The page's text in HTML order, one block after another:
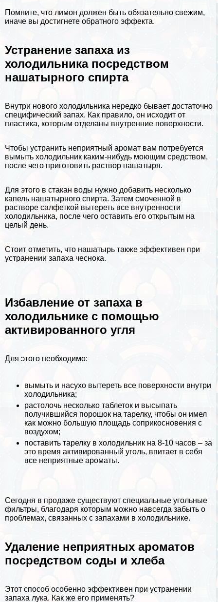
Помните, что лимон должен быть обязательно свежим,
иначе вы достигнете обратного эффекта.
Устранение запаха из
холодильника посредством
нашатырного спирта
Внутри нового холодильника нередко бывает достаточно
специфический запах. Как правило, он исходит от
пластика, которым отделаны внутренние поверхности.
Чтобы устранить неприятный аромат вам потребуется
вымыть холодильник каким-нибудь моющим средством,
после чего приготовить раствор нашатыря.
Для этого в стакан воды нужно добавить несколько
капель нашатырного спирта. Затем смоченной в
растворе салфеткой вытереть все внутренности
холодильника, после чего оставить его открытым на
целый день.
Стоит отметить, что нашатырь также эффективен при
устранении запаха чеснока.
Избавление от запаха в
холодильнике с помощью
активированного угля
Для этого необходимо:
вымыть и насухо вытереть все поверхности внутри
холодильника;
растолочь несколько таблеток и высыпать
получившийся порошок на тарелку, чтобы он имел
как можно большую площадь соприкосновения с
воздухом;
поставить тарелку в холодильник на 8-10 часов – за
это время активированный уголь, впитает в себя
все неприятные ароматы.
Сегодня в продаже существуют специальные угольные
фильтры, благодаря которым можно навсегда забыть о
проблемах, связанных с запахами в холодильнике.
Удаление неприятных ароматов
посредством соды и хлеба
Этот способ особенно эффективен при устранении
запаха лука. Как же его применять?